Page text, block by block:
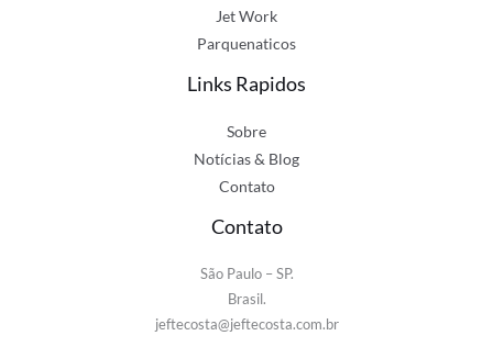
Jet Work
Parquenaticos
Links Rapidos
Sobre
Notícias & Blog
Contato
Contato
São Paulo – SP.
Brasil.
jeftecosta@jeftecosta.com.br